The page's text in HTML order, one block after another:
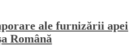
ale furnizării apei
Română